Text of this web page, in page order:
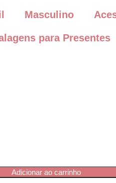
Masculino
para Presentes
Adicionar ao carrinho